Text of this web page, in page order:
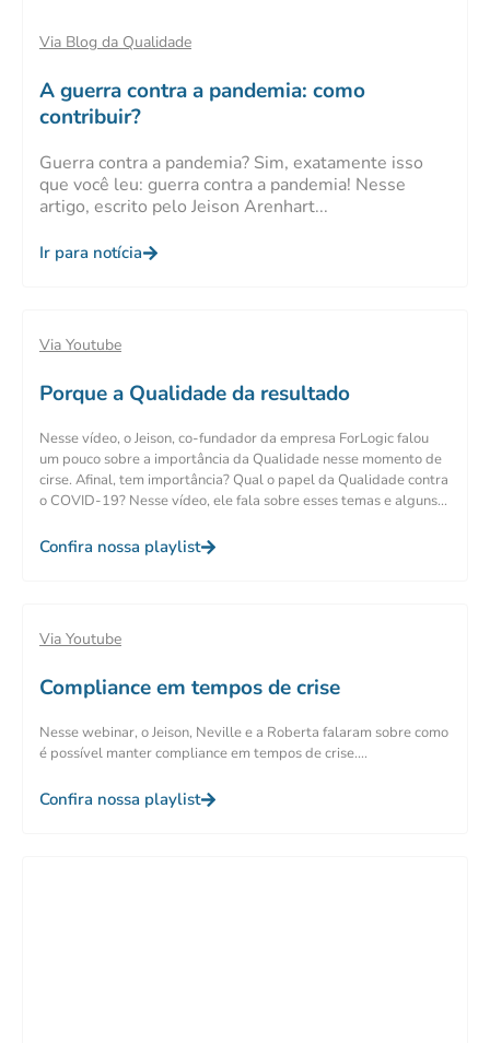
Via Blog da Qualidade
A guerra contra a pandemia: como
contribuir?
Guerra contra a pandemia? Sim, exatamente isso
que você leu: guerra contra a pandemia! Nesse
artigo, escrito pelo Jeison Arenhart...
Ir para notícia
Via Youtube
Porque a Qualidade da resultado
Nesse vídeo, o Jeison, co-fundador da empresa ForLogic falou
um pouco sobre a importância da Qualidade nesse momento de
cirse. Afinal, tem importância? Qual o papel da Qualidade contra
o COVID-19? Nesse vídeo, ele fala sobre esses temas e alguns...
Confira nossa playlist
Via Youtube
Compliance em tempos de crise
Nesse webinar, o Jeison, Neville e a Roberta falaram sobre como
é possível manter compliance em tempos de crise....
Confira nossa playlist